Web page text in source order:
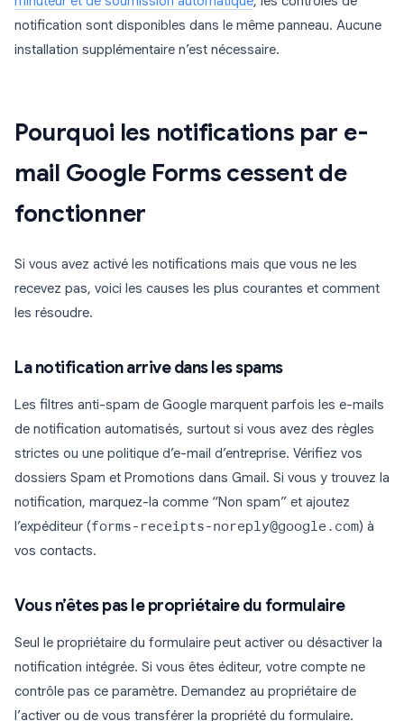
notification sont disponibles dans le même panneau. Aucune
installation supplémentaire n’est nécessaire.
Pourquoi les notifications par e-
mail Google Forms cessent de
fonctionner
Si vous avez activé les notifications mais que vous ne les
recevez pas, voici les causes les plus courantes et comment
les résoudre.
La notification arrive dans les spams
Les filtres anti-spam de Google marquent parfois les e-mails
de notification automatisés, surtout si vous avez des règles
strictes ou une politique d’e-mail d’entreprise. Vérifiez vos
dossiers Spam et Promotions dans Gmail. Si vous y trouvez la
notification, marquez-la comme “Non spam” et ajoutez
l’expéditeur (forms-receipts-noreply@google.com) à
vos contacts.
Vous n’êtes pas le propriétaire du formulaire
Seul le propriétaire du formulaire peut activer ou désactiver la
notification intégrée. Si vous êtes éditeur, votre compte ne
contrôle pas ce paramètre. Demandez au propriétaire de
l’activer ou de vous transférer la propriété du formulaire.